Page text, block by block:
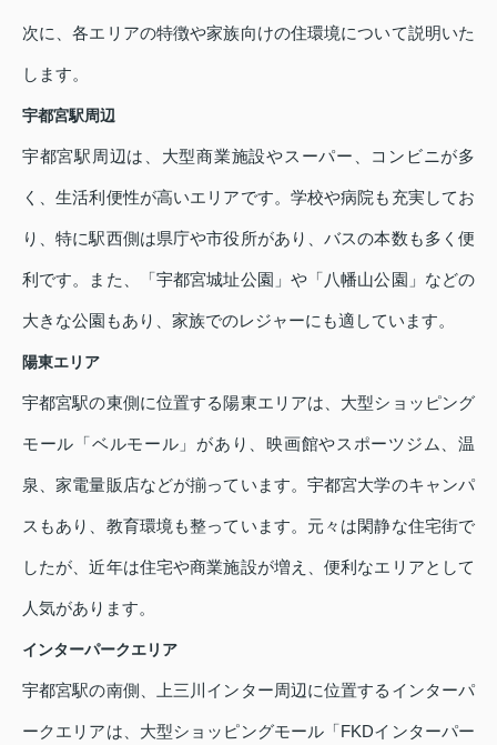
次に、各エリアの特徴や家族向けの住環境について説明いた
します。
宇都宮駅周辺
宇都宮駅周辺は、大型商業施設やスーパー、コンビニが多
く、生活利便性が高いエリアです。学校や病院も充実してお
り、特に駅西側は県庁や市役所があり、バスの本数も多く便
利です。また、「宇都宮城址公園」や「八幡山公園」などの
大きな公園もあり、家族でのレジャーにも適しています。
陽東エリア
宇都宮駅の東側に位置する陽東エリアは、大型ショッピング
モール「ベルモール」があり、映画館やスポーツジム、温
泉、家電量販店などが揃っています。宇都宮大学のキャンパ
スもあり、教育環境も整っています。元々は閑静な住宅街で
したが、近年は住宅や商業施設が増え、便利なエリアとして
人気があります。
インターパークエリア
宇都宮駅の南側、上三川インター周辺に位置するインターパ
ークエリアは、大型ショッピングモール「FKDインターパー